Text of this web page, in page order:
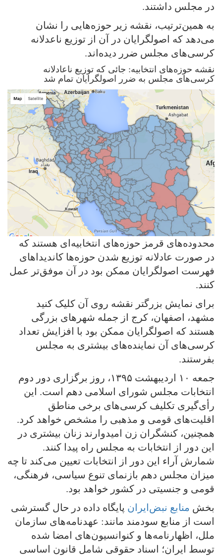
در مجلس داشتند.
به همین‌ترتیب، نقشه زیر حوزه‌هایی را نشان
می‌دهد که اصولگرایان در آن از توزیع ناعدلانه
کرسی‌های مجلس ضرر دیده‌اند.
نقشه حوزه‌های انتخابیه: جائی که توزیع ناعادلانه
کرسی‌های مجلس به ضرر اصولگرایان تمام شد
محدوده‌های قرمز حوزه‌های انتخابیه‌ای هستند که
در صورت عادلانه توزیع شدن حوزه‌ها کاندیداهای
فهرست اصولگرایان ممکن بود در آن موفق‌تر عمل
کنند.
برای نمایش بزرگتر نقشه روی آن کلیک کنید
مشهد، اصفهان، کرج از جمله شهرهای بزرگی
هستند که اصولگرایان ممکن بود با افزایش تعداد
کرسی‌های آن نماینده‌های بیشتری به مجلس
بفرستند.
جمعه ۱۰ اردیبهشت ۱۳۹۵، روز برگزاری دور دوم
انتخابات مجلس شورای اسلامی دهم است. این
رأی‌گیری تکلیف کرسی‌های برخی مناطق
اقلیت‌های قومی و مذهبی را مشخص خواهد کرد.
همچنین، کنشگران زن امیدوارند زنان بیشتری در
این دور از انتخابات به مجلس راه پیدا کنند.
شمارش آراء این دور از انتخابات تعیین می‌کند تا چه
میزان مجلس دهم بازنمای تنوع سیاسی، فرهنگی،
قومی و جنسیتی در کشور خواهد بود.
بخش منابع نبض‌ایران پایگاه داده در حال گسترشی
است از منابع سودمند مانند: عهدنامه‌های سازمان
ملل، اظهارنامه‌ها و کنوانسیون‌های امضا شده
توسط ایران؛ اسناد حقوقی شامل قانون اساسی